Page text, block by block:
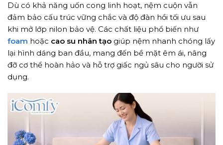
Dù có khả năng uốn cong linh hoạt, nệm cuộn vẫn
đảm bảo cấu trúc vững chắc và độ đàn hồi tối ưu sau
khi mở lớp nilon bảo vệ. Các chất liệu phổ biến như
foam hoặc cao su nhân tạo giúp nệm nhanh chóng lấy
lại hình dáng ban đầu, mang đến bề mặt êm ái, nâng
đỡ cơ thể hoàn hảo và hỗ trợ giấc ngủ sâu cho người sử
dụng.